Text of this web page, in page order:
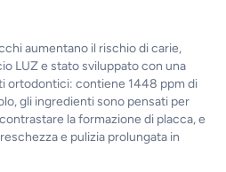
aumentano il rischio di carie,
LUZ e stato sviluppato con una
ortodontici: contiene 1448 ppm di
gli ingredienti sono pensati per
la formazione di placca, e
e pulizia prolungata in